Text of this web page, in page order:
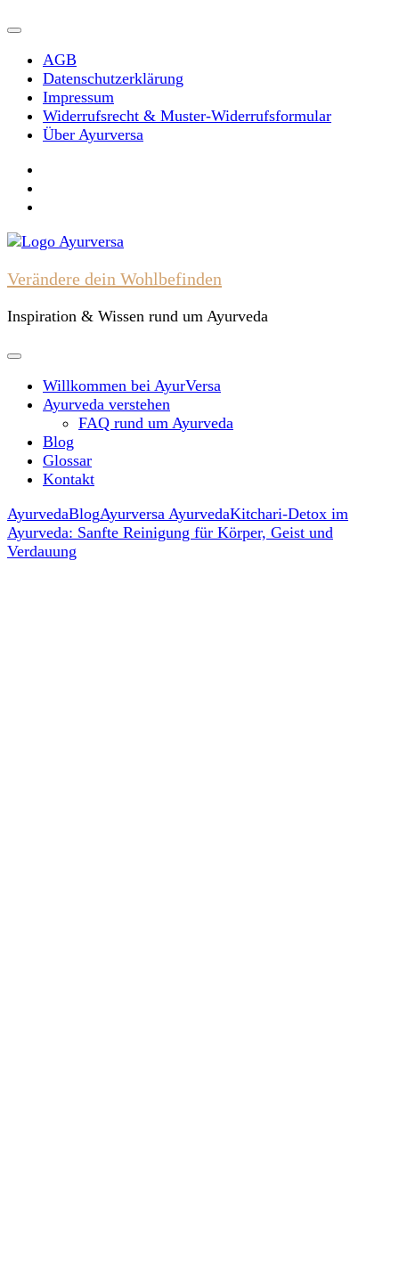
AGB
Datenschutzerklärung
Impressum
Widerrufsrecht & Muster-Widerrufsformular
Über Ayurversa
Verändere dein Wohlbefinden
Inspiration & Wissen rund um Ayurveda
Willkommen bei AyurVersa
Ayurveda verstehen
FAQ rund um Ayurveda
Blog
Glossar
Kontakt
AyurvedaBlogAyurversa AyurvedaKitchari-Detox im
Ayurveda: Sanfte Reinigung für Körper, Geist und
Verdauung